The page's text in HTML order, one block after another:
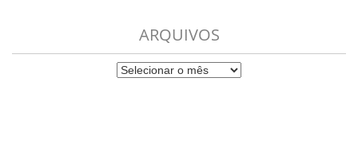
ARQUIVOS